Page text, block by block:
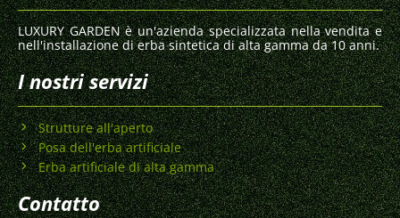
LUXURY GARDEN è un'azienda specializzata nella vendita e
nell'installazione di erba sintetica di alta gamma da 10 anni.
I nostri servizi
Strutture all'aperto
Posa dell'erba artificiale
Erba artificiale di alta gamma
Contatto